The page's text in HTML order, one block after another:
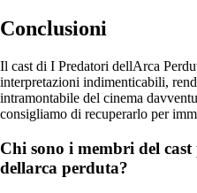
Conclusioni
Il cast di I Predatori dellArca
interpretazioni indimenticabili,
intramontabile del cinema
consigliamo di recuperarlo per
Chi sono i membri del
dellarca perduta?